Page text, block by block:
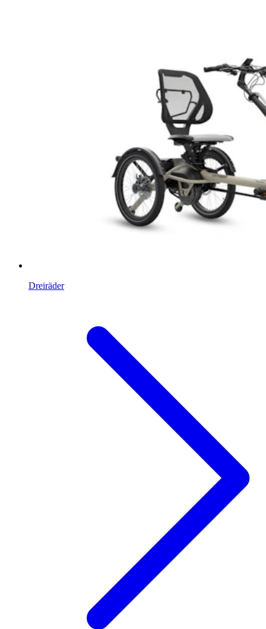
Dreiräder